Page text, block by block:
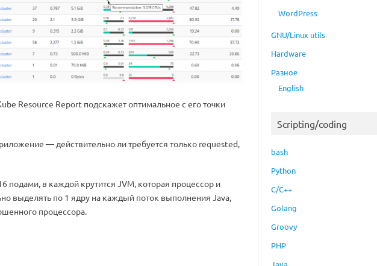
Resource Report подскажет оптимальное с его точки
— действительно ли требуется только requested,
подами, в каждой крутится JVM, которая процессор и
выделять по 1 ядру на каждый поток выполнения Java,
процессора.
WordPress
GNU/Linux utils
Hardware
Разное
English
Scripting/coding
bash
Python
C/C++
Golang
Groovy
PHP
Java